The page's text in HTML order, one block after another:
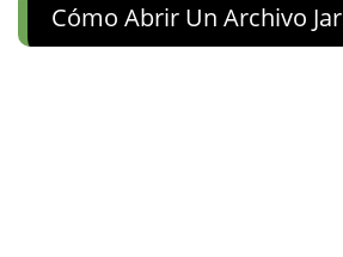
Cómo Abrir Un Archivo Jar